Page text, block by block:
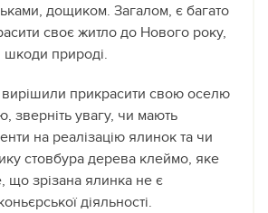
дощиком. Загалом, є багато
своє житло до Нового року,
природі.
прикрасити свою оселю
зверніть увагу, чи мають
на реалізацію ялинок та чи
стовбура дерева клеймо, яке
що зрізана ялинка не є
діяльності.